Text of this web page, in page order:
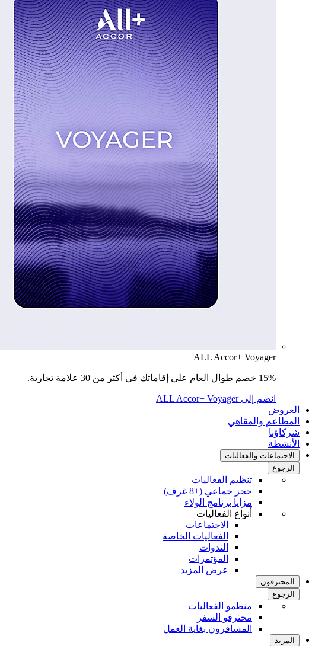
ALL Accor+ Voyager
15% خصم طوال العام على إقاماتك في أكثر من 30 علامة تجارية.
انضم إلى ALL Accor+ Voyager
العروض
المطاعم والمقاهي
شركاؤنا
الأنشطة
الاجتماعات والفعاليات
الرجوع
تنظيم الفعاليات
حجز جماعي (+8 غرف)
مزايا برنامج الولاء
أنواع الفعاليات
الاجتماعات
الفعاليات الخاصة
الندوات
المؤتمرات
عرض المزيد
المحترفون
الرجوع
منظمو الفعاليات
محترفو السفر
المسافرون بغاية العمل
المزيد